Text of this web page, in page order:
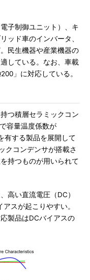
子制御ユニット）、キ
ッド車のインバータ、
民生機器や産業機器の
している。なお、車載
」に対応している。
つ積層セラミックコン
容量温度係数が
する製品を展開して
クコンデンサが搭載さ
持つものが用いられて
高い直流電圧（DC）
スが起こりやすい。
製品はDCバイアスの